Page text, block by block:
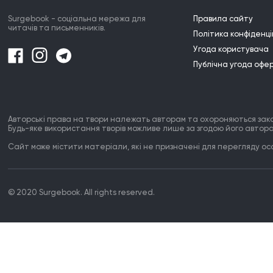
Surgebook - соціальна мережа для
читачів та письменників.
Правила сайту
Політика
Угода користувача
Публічна угода
Авторські права на твори належать авторам та охороняються
Будь-яке використання творів можливе лише за згодою його
Сайт може містити матеріали, які не призначені для перегляду
© 2020 Surgebook. All rights reserved.